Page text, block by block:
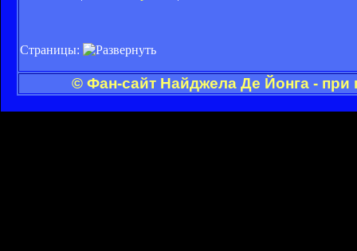
Страницы:
© Фан-сайт Найджела Де Йонга -